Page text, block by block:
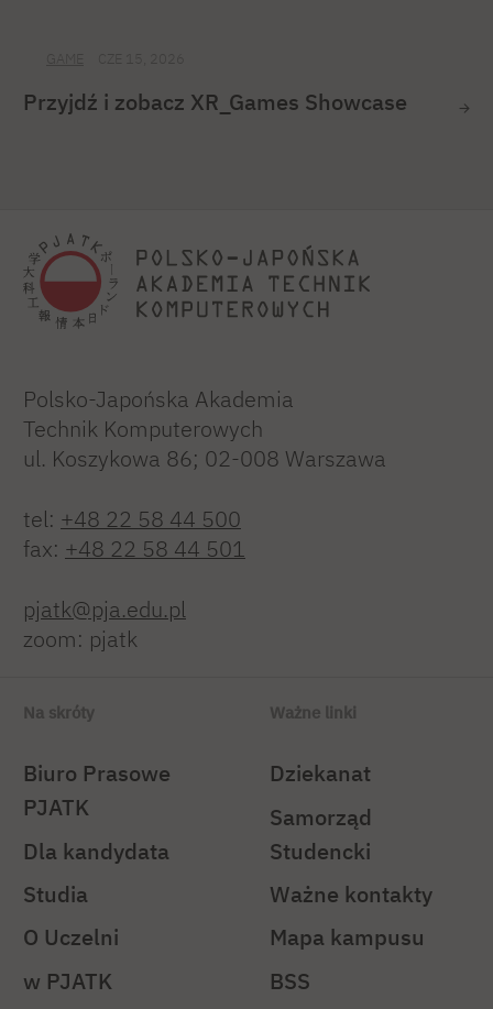
Przyjdź i zobacz XR_Games Showcase
Polsko-Japońska Akademia
Technik Komputerowych
ul. Koszykowa 86; 02-008 Warszawa
tel: +48 22 58 44 500
fax: +48 22 58 44 501
pjatk@pja.edu.pl
zoom: pjatk
Na skróty
Biuro Prasowe
PJATK
Dla kandydata
Studia
O Uczelni
w PJATK
Ważne linki
Dziekanat
Samorząd
Studencki
Ważne kontakty
Mapa kampusu
BSS